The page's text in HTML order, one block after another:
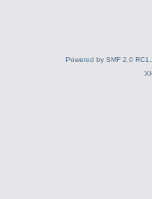
Powered by SMF 2.0